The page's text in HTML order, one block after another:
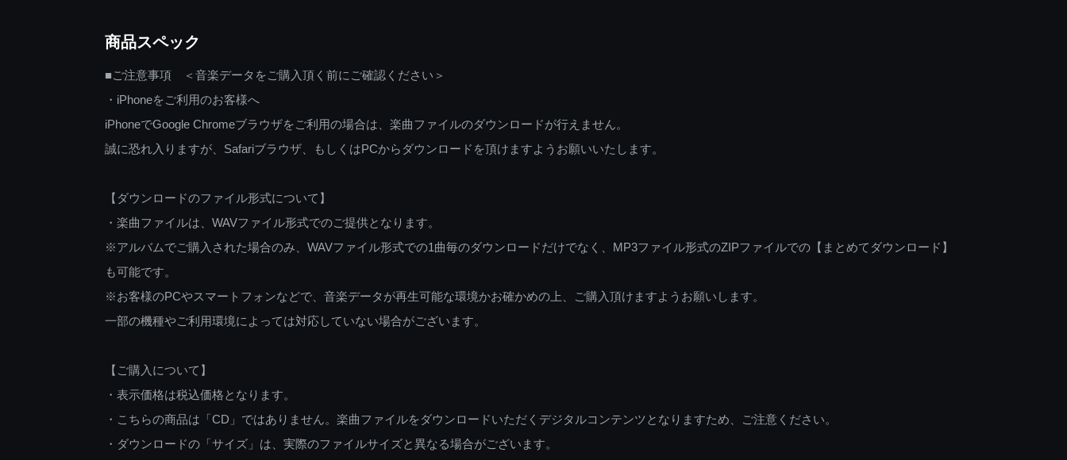
商品スペック
■ご注意事項 ＜音楽データをご購入頂く前にご確認ください＞
・iPhoneをご利用のお客様へ
iPhoneでGoogle Chromeブラウザをご利用の場合は、楽曲ファイルのダウンロードが行えません。
誠に恐れ入りますが、Safariブラウザ、もしくはPCからダウンロードを頂けますようお願いいたします。
【ダウンロードのファイル形式について】
・楽曲ファイルは、WAVファイル形式でのご提供となります。
※アルバムでご購入された場合のみ、WAVファイル形式での1曲毎のダウンロードだけでなく、MP3ファイル形式のZIPファイルでの【まとめてダウンロード】
も可能です。
※お客様のPCやスマートフォンなどで、音楽データが再生可能な環境かお確かめの上、ご購入頂けますようお願いします。
一部の機種やご利用環境によっては対応していない場合がございます。
【ご購入について】
・表示価格は税込価格となります。
・こちらの商品は「CD」ではありません。楽曲ファイルをダウンロードいただくデジタルコンテンツとなりますため、ご注意ください。
・ダウンロードの「サイズ」は、実際のファイルサイズと異なる場合がございます。